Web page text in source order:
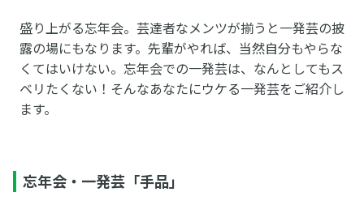
盛り上がる忘年会。芸達者なメンツが揃うと一発芸の披
露の場にもなります。先輩がやれば、当然自分もやらな
くてはいけない。忘年会での一発芸は、なんとしてもス
ベリたくない！そんなあなたにウケる一発芸をご紹介し
ます。
忘年会・一発芸「手品」